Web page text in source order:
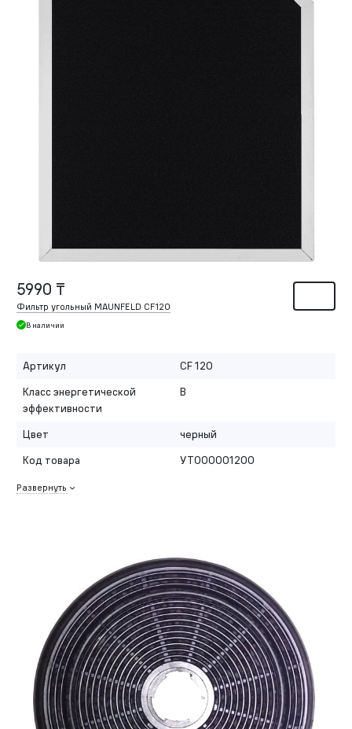
5990 ₸
Фильтр угольный MAUNFELD CF120
В наличии
Артикул
CF 120
Класс энергетической
эффективности
B
Цвет
черный
Код товара
УТ000001200
Развернуть